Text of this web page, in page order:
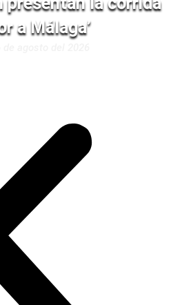
a Málaga’